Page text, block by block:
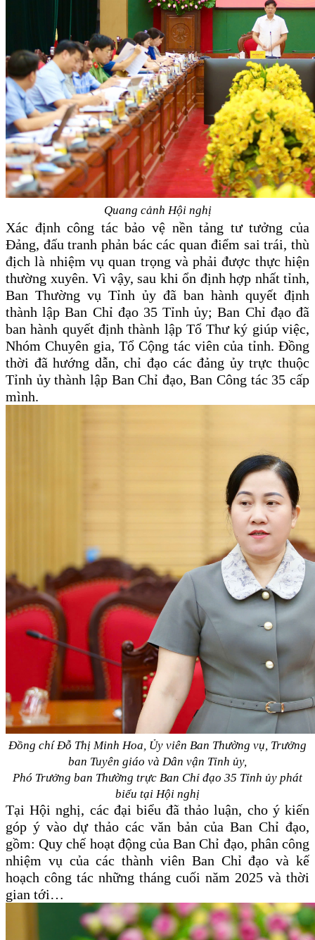
Quang cảnh Hội nghị
Xác định công tác bảo vệ nền tảng tư tưởng của
Đảng, đấu tranh phản bác các quan điểm sai trái, thù
địch là nhiệm vụ quan trọng và phải được thực hiện
thường xuyên. Vì vậy, sau khi ổn định hợp nhất tỉnh,
Ban Thường vụ Tỉnh ủy đã ban hành quyết định
thành lập Ban Chỉ đạo 35 Tỉnh ủy; Ban Chỉ đạo đã
ban hành quyết định thành lập Tổ Thư ký giúp việc,
Nhóm Chuyên gia, Tổ Cộng tác viên của tỉnh. Đồng
thời đã hướng dẫn, chỉ đạo các đảng ủy trực thuộc
Tỉnh ủy thành lập Ban Chỉ đạo, Ban Công tác 35 cấp
mình.
Đồng chí Đỗ Thị Minh Hoa, Ủy viên Ban Thường vụ, Trưởng
ban Tuyên giáo và Dân vận Tỉnh ủy,
Phó Trưởng ban Thường trực Ban Chỉ đạo 35 Tỉnh ủy phát
biểu tại Hội nghị
Tại Hội nghị, các đại biểu đã thảo luận, cho ý kiến
góp ý vào dự thảo các văn bản của Ban Chỉ đạo,
gồm: Quy chế hoạt động của Ban Chỉ đạo, phân công
nhiệm vụ của các thành viên Ban Chỉ đạo và kế
hoạch công tác những tháng cuối năm 2025 và thời
gian tới…